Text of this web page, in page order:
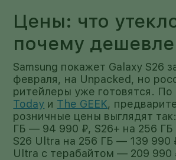
Цены: что
почему дешевле
Samsung покажет Galaxy S26
февраля, на Unpacked, но
ритейлеры уже готовятся.
Today и The GEEK,
розничные цены выглядят
ГБ — 94 990 ₽, S26+ на 256
S26 Ultra на 256 ГБ — 139 990
Ultra с терабайтом — 209 990